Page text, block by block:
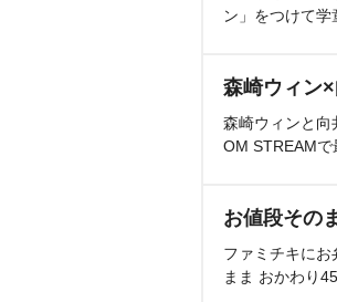
ン」をつけて
森崎ウィン
森崎ウィンと向
OM STREAMで
お値段その
ファミチキに
まま おかわり